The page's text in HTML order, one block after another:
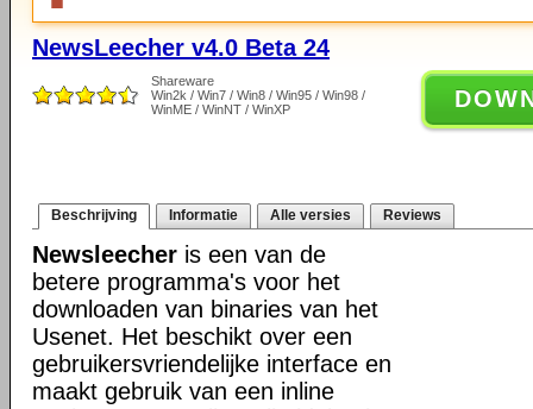
NewsLeecher v4.0 Beta 24
Shareware
Win2k / Win7 / Win8 / Win95 / Win98 /
WinME / WinNT / WinXP
Beschrijving Informatie Alle versies Reviews
Newsleecher is een van de
betere programma's voor het
downloaden van binaries van het
Usenet. Het beschikt over een
gebruikersvriendelijke interface en
maakt gebruik van een inline